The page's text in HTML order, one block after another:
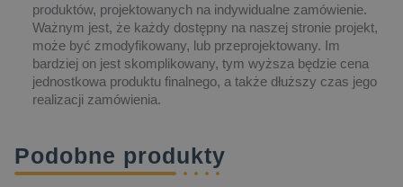
produktów, projektowanych na indywidualne zamówienie.
Ważnym jest, że każdy dostępny na naszej stronie projekt,
może być zmodyfikowany, lub przeprojektowany. Im
bardziej on jest skomplikowany, tym wyższa będzie cena
jednostkowa produktu finalnego, a także dłuższy czas jego
realizacji zamówienia.
Podobne produkty